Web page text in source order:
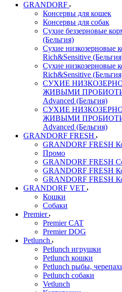
GRANDORF
Консервы для кошек
Консервы для собак
Сухие беззерновые
(Бельгия)
Сухие низкозерновые
Rich&Sensitive
Сухие низкозерновые
Rich&Sensitive
СУХИЕ
ЖИВЫМИ
Advanced (Бельгия)
СУХИЕ
ЖИВЫМИ
Advanced (Бельгия)
GRANDORF FRESH
GRANDORF FRESH
Промо
GRANDORF FRESH
GRANDORF FRESH
GRANDORF FRESH
GRANDORF VET
Кошки
Собаки
Premier
Premier CAT
Premier DOG
Petlunch
Petlunch игрушки
Petlunch кошки
Petlunch рыбы,
Petlunch собаки
Vetlunch